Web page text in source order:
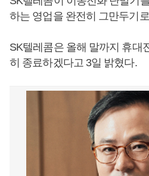
하는 영업을 완전히 그만두기
SK텔레콤은 올해 말까지 휴대
히 종료하겠다고 3일 밝혔다.